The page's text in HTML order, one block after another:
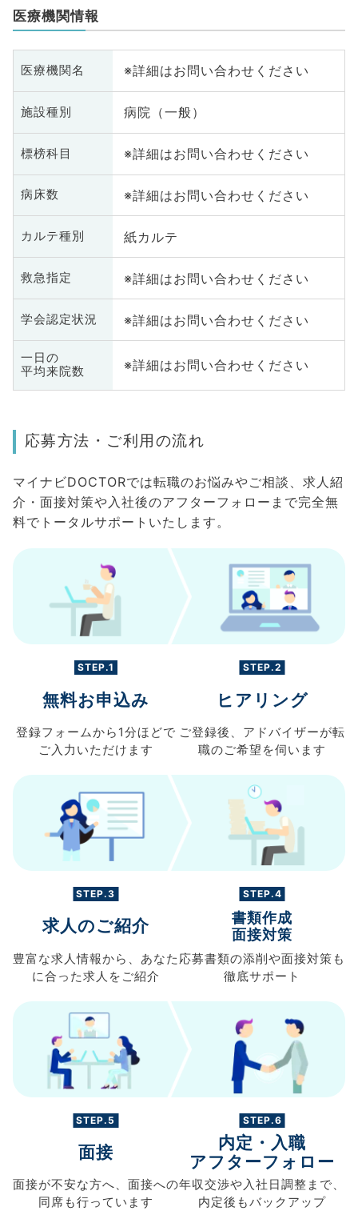
医療機関情報
医療機関名 ※詳細はお問い合わせください
施設種別 病院（一般）
標榜科目 ※詳細はお問い合わせください
病床数 ※詳細はお問い合わせください
カルテ種別 紙カルテ
救急指定 ※詳細はお問い合わせください
学会認定状況 ※詳細はお問い合わせください
一日の
平均来院数
※詳細はお問い合わせください
応募方法・ご利用の流れ
マイナビDOCTORでは転職のお悩みやご相談、求人紹
介・面接対策や入社後のアフターフォローまで完全無
料でトータルサポートいたします。
STEP.1
無料お申込み
登録フォームから 1分ほどで
ご入力 いただけます
STEP.2
ヒアリング
ご登録後、 アドバイザーが転
職のご希望を伺います
STEP.3
求人のご紹介
豊富な求人情報から、 あなた
に合った求人を ご紹介
STEP.4
書類作成
面接対策
応募書類の添削や面接対策も
徹底サポート
STEP.5
面接
面接が不安な方へ、 面接への
同席も行っています
STEP.6
内定・入職
アフターフォロー
年収交渉や入社日調整まで、
内定後もバックアップ